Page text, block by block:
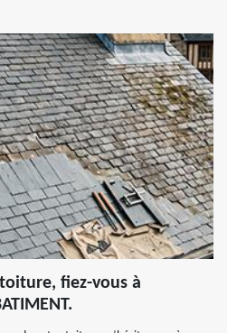
fiez-vous à